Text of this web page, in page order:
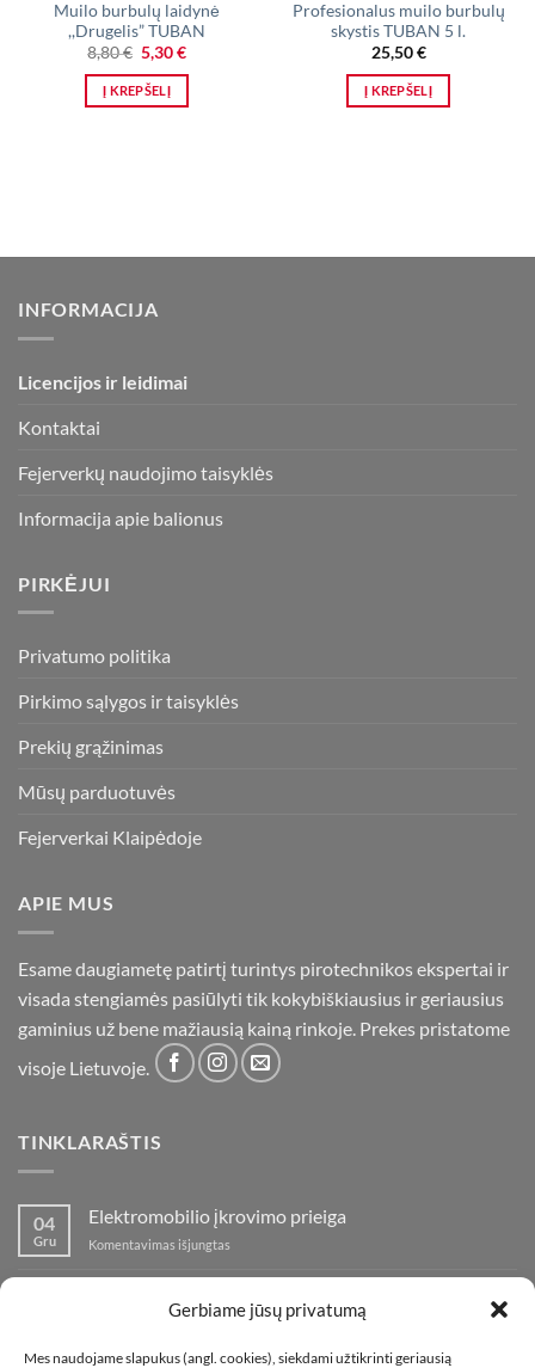
Gerbiame jūsų privatumą
Mes naudojame slapukus (angl. cookies), siekdami užtikrinti geriausią
Muilo burbulų laidynė
,,Drugelis” TUBAN
8,80€ Original
price
was:
8,80 €.
5,30€Current
is:
Į KREPŠELĮ
Profesionalus muilo burbulų
skystis TUBAN 5 l.
25,50€
Į KREPŠELĮ
INFORMACIJA
Licencijos ir leidimai
Kontaktai
Fejerverkų naudojimo taisyklės
Informacija apie balionus
PIRKĖJUI
Privatumo politika
Pirkimo sąlygos ir taisyklės
Prekių grąžinimas
Mūsų parduotuvės
Fejerverkai Klaipėdoje
APIE MUS
Esame daugiametę patirtį turintys pirotechnikos ekspertai ir
visada stengiamės pasiūlyti tik kokybiškiausius ir geriausius
gaminius už bene mažiausią kainą rinkoje. Prekes pristatome
visoje Lietuvoje.
TINKLARAŠTIS
04
Gru
Elektromobilio įkrovimo prieiga
Komentavimas išjungtas
prieiga
Komentavimas išjungtasįraše
fejerverkų